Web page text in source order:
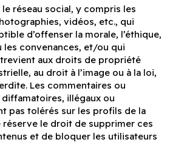
réseau social, y compris les
vidéos, etc., qui
d’offenser la morale, l’éthique,
convenances, et/ou qui
aux droits de propriété
au droit à l’image ou à la loi,
Les commentaires ou
illégaux ou
pas tolérés sur les profils de la
réserve le droit de supprimer ces
et de bloquer les utilisateurs